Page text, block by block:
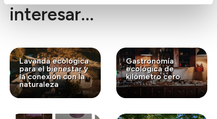
interesar...
Lavanda ecológica
para el bienestar y
la conexión con la
naturaleza
Gastronomía
ecológica de
kilómetro cero